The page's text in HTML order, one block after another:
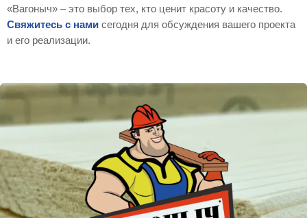
«Вагоныч» – это выбор тех, кто ценит красоту и качество.
Свяжитесь с нами сегодня для обсуждения вашего проекта
и его реализации.